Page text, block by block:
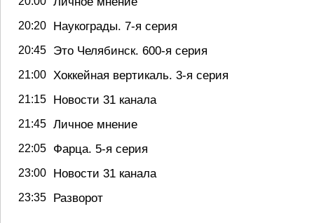
20:20 Наукограды. 7-я серия
20:45 Это Челябинск. 600-я серия
21:00 Хоккейная вертикаль. 3-я серия
21:15 Новости 31 канала
21:45 Личное мнение
22:05 Фарца. 5-я серия
23:00 Новости 31 канала
23:35 Разворот